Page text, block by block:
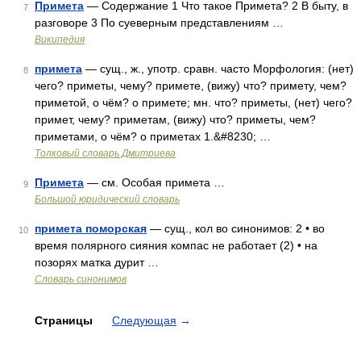
7 Примета — Содержание 1 Что такое Примета? 2 В быту, в
разговоре 3 По суеверным представлениям …
Википедия
8 примета — сущ., ж., употр. сравн. часто Морфология: (нет)
чего? приметы, чему? примете, (вижу) что? примету, чем?
приметой, о чём? о примете; мн. что? приметы, (нет) чего?
примет, чему? приметам, (вижу) что? приметы, чем?
приметами, о чём? о приметах 1.&#8230; …
Толковый словарь Дмитриева
9 Примета — см. Особая примета …
Большой юридический словарь
10 примета поморская — сущ., кол во синонимов: 2 • во
время полярного сияния компас не работает (2) • на
позорях матка дурит …
Словарь синонимов
Страницы Следующая →